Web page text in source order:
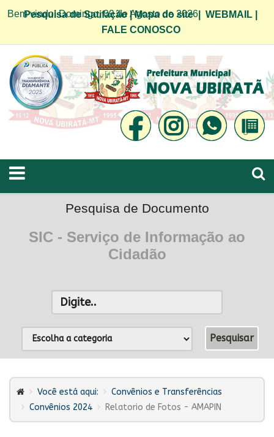
Bem vindo! Domingo, 09 de Agosto de 2026
Pesquisa de Satifação|Mapa do site| WEBMAIL
FALE CONOSCO
Pesquisa de Documento
SIC - Serviço de Informação ao
Cidadão
Você está aqui:
Convênios e Transferências
Convênios 2024
Relatorio de Fotos - AMAPIN